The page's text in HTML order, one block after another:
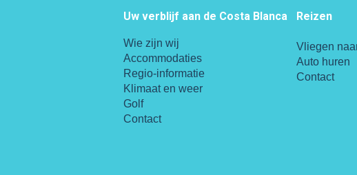
Uw verblijf aan de Costa Blanca
Wie zijn wij
Accommodaties
Regio-informatie
Klimaat en weer
Golf
Contact
Reizen
Vliegen
Auto huren
Contact